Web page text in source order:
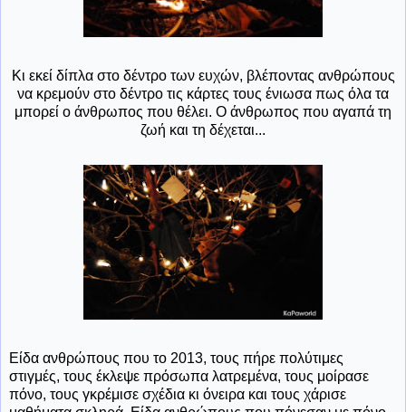
Κι εκεί δίπλα στο δέντρο των ευχών, βλέποντας ανθρώπους
να κρεμούν στο δέντρο τις κάρτες τους ένιωσα πως όλα τα
μπορεί ο άνθρωπος που θέλει. Ο άνθρωπος που αγαπά τη
ζωή και τη δέχεται...
Είδα ανθρώπους που το 2013, τους πήρε πολύτιμες
στιγμές, τους έκλεψε πρόσωπα λατρεμένα, τους μοίρασε
πόνο, τους γκρέμισε σχέδια κι όνειρα και τους χάρισε